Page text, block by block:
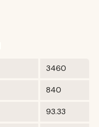
3460
840
93.33